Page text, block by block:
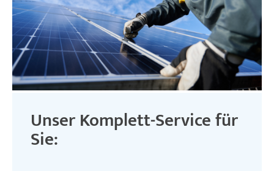
Unser Komplett-Service für
Sie: